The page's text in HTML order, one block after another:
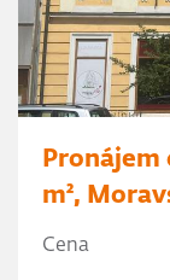
m²,
Cena